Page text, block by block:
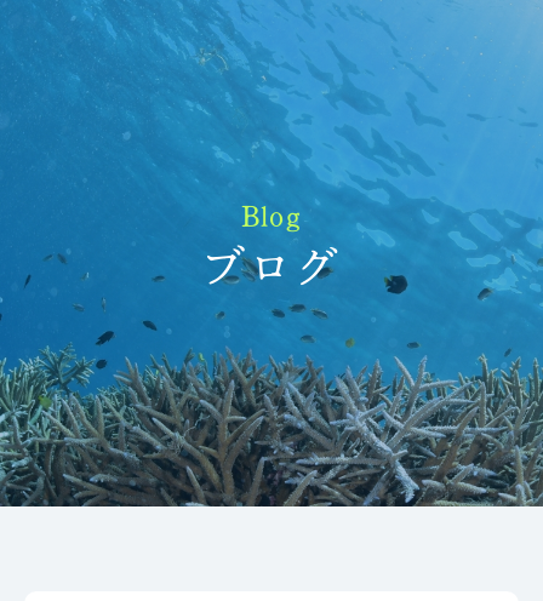
Blog
ブログ